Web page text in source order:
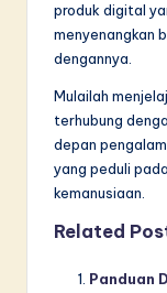
produk digital
menyenangkan
dengannya.
Mulailah
terhubung
depan
yang peduli
kemanusiaan.
Related
Panduan